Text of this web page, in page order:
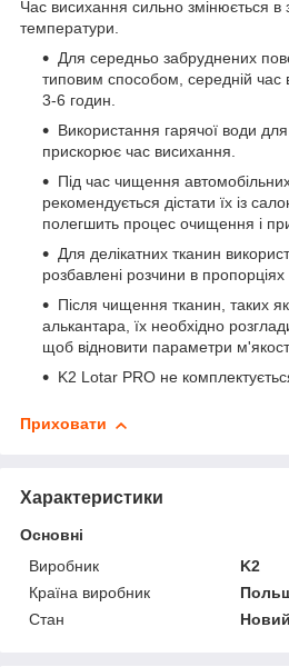
Час висихання сильно змінюється в
температури.
Для середньо забруднених
типовим способом, середній час
3-6 годин.
Використання гарячої води
прискорює час висихання.
Під час чищення
рекомендується дістати їх із
полегшить процес очищення і
Для делікатних тканин
розбавлені розчини в
Після чищення тканин, таких
алькантара, їх необхідно
щоб відновити параметри
K2 Lotar PRO не
Приховати
Характеристики
Основні
Виробник
K2
Країна виробник
Стан
Новий